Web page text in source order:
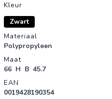
Kleur
Zwart
Materiaal
Polypropyleen
Maat
66 H B 45.7
EAN
0019428190354